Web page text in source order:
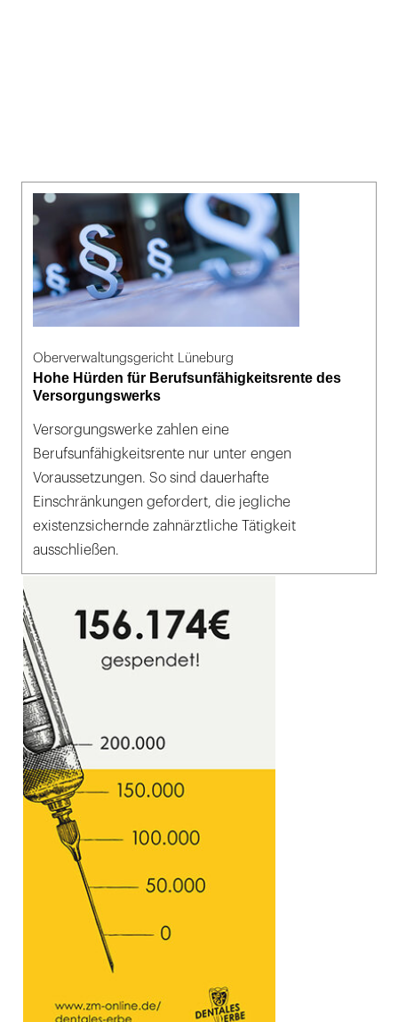
Oberverwaltungsgericht Lüneburg
Hohe Hürden für Berufsunfähigkeitsrente des
Versorgungswerks
Versorgungswerke zahlen eine
Berufsunfähigkeitsrente nur unter engen
Voraussetzungen. So sind dauerhafte
Einschränkungen gefordert, die jegliche
existenzsichernde zahnärztliche Tätigkeit
ausschließen.